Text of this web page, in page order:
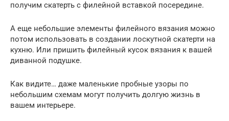
получим скатерть с филейной вставкой посередине.
А еще небольшие элементы филейного вязания можно
потом использовать в создании лоскутной скатерти на
кухню. Или пришить филейный кусок вязания к вашей
диванной подушке.
Как видите… даже маленькие пробные узоры по
небольшим схемам могут получить долгую жизнь в
вашем интерьере.